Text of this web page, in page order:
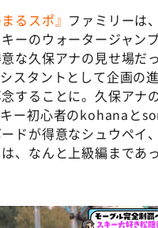
るスポ』 ファミリーは
ーのウォータージャン
な久保アナの見せ場だ
スタントとして企画の
することに。久保アナ
ー初心者のkohanaと
ドが得意なシュウペイ
、なんと上級編まであ